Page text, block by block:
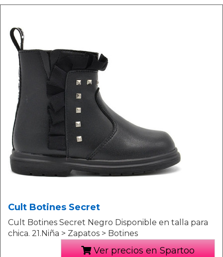
Cult Botines Secret
Cult Botines Secret Negro Disponible en talla para
chica. 21.Niña > Zapatos > Botines
Ver precios en Spartoo